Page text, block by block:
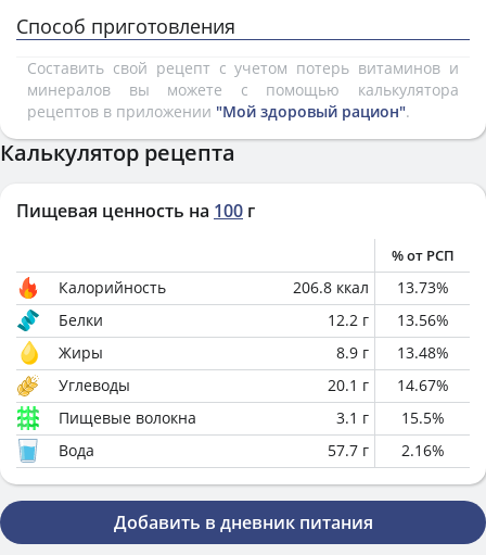
Способ приготовления
Составить свой рецепт с учетом потерь витаминов и
минералов вы можете с помощью калькулятора
рецептов в приложении "Мой здоровый рацион".
Калькулятор рецепта
Пищевая ценность на 100 г
% от РСП
Калорийность 206.8 ккал 13.73%
Белки
12.2 г 13.56%
Жиры
8.9 г 13.48%
Углеводы
20.1 г 14.67%
Пищевые волокна
3.1 г 15.5%
Вода
57.7 г 2.16%
Добавить в дневник питания